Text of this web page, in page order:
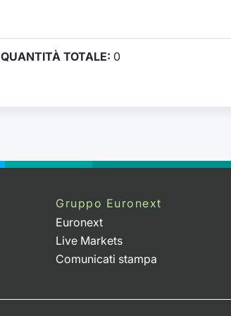
QUANTITÀ TOTALE: 0
Gruppo Euronext
Euronext
Live Markets
Comunicati stampa